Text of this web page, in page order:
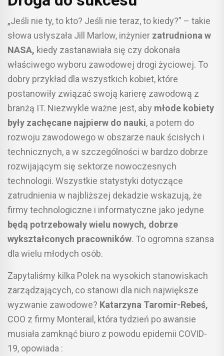
„Jeśli nie ty, to kto? Jeśli nie teraz, to kiedy?” – takie
słowa usłyszała Jill Marlow, inżynier zatrudniona w
NASA, kiedy zastanawiała się czy dokonała
właściwego wyboru zawodowej drogi życiowej. To
dobry przykład dla wszystkich kobiet, które
postanowiły związać swoją karierę zawodową z
branżą IT. Niezwykle ważne jest, aby młode kobiety
były zachęcane najpierw do nauki, a potem do
rozwoju zawodowego w obszarze nauk ścisłych i
technicznych, a w szczególności w bardzo dobrze
rozwijającym się sektorze nowoczesnych
technologii. Wszystkie statystyki dotyczące
zatrudnienia w najbliższej dekadzie wskazują, że
firmy technologiczne i informatyczne jako jedyne
będą potrzebowały wielu nowych, dobrze
wykształconych pracowników. To ogromna szansa
dla wielu młodych osób.
Zapytaliśmy kilka Polek na wysokich stanowiskach
zarządzających, co stanowi dla nich największe
wyzwanie zawodowe? Katarzyna Taromir-Rebeś,
COO z firmy Monterail, która tydzień po awansie
musiała zamknąć biuro z powodu epidemii COVID-
19, opowiada :